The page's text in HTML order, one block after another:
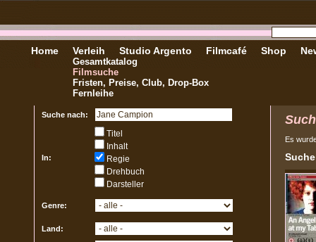
Home Verleih
Gesamtkatalog
Filmsuche
Fristen, Preise, Club, Drop-Box
Fernleihe
Studio Argento Filmcafé Shop
Suche nach:
In:
Titel
Inhalt
Regie
Drehbuch
Darsteller
Genre:
Land:
Es